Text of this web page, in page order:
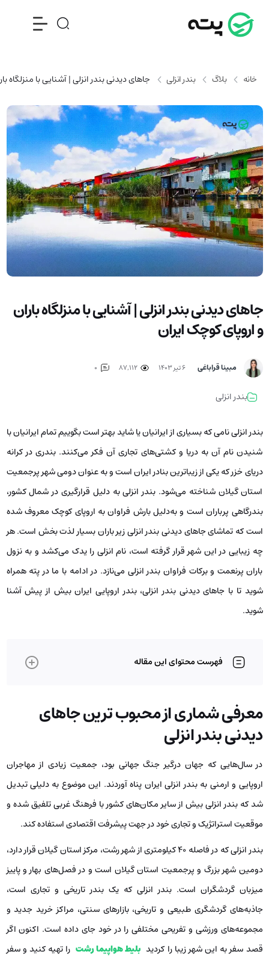
خانه بلاگ بندر انزلی جاهای دیدنی بندر انزلی | آشنایی با منزلگاه
جاهای دیدنی بندر انزلی | آشنایی با منزلگاه باران
و اروپای کوچک ایران
مبینا قراباغی ۶ تیر ۱۴۰۳ 87,112
بندر انزلی
بندر انزلی نامی که بسیاری از ایرانیان یا شاید بهتر است بگوییم تمام ایرانیان با
شنیدن نام آن به دریا و کشتی‌های تجاری آن فکر می‌کنند. بندری در کرانه
دریای خزر که یکی از زیباترین بنادر ایران است و به‌ عنوان دومی شهر پرجمعیت
استان گیلان شناخته می‌شود. بندر انزلی به دلیل قرارگیری در شمال کشور،
بندرگاهی پرباران است و به‌دلیل بارش فراوان به اروپای کوچک معروف شده
است که تماشای جاهای دیدنی بندر انزلی زیر باران بسیار لذت بخش است. هر
چه زیبایی در این شهر قرار گرفته است، نام انزلی را یدک می‌کشد و به نزول
باران پرنعمت و برکات فراوان بندر انزلی می‌نازد. در ادامه با ما در پته همراه
شوید تا با جاهای دیدنی بندر انزلی، بندر اروپایی ایران بیش از پیش آشنا
شوید.
فهرست محتوای این مقاله
معرفی شماری از محبوب‌ ترین جاهای
دیدنی بندر انزلی
در سال‌هایی که جهان درگیر جنگ جهانی بود، جمعیت زیادی از مهاجران
اروپایی و ارمنی به بندر انزلی ایران پناه آوردند. این موضوع به دلیلی تبدیل
شد که بندر انزلی بیش از سایر مکان‌های کشور با فرهنگ غربی تلفیق شده و
موقعیت استراتژیک و تجاری خود در جهت پیشرفت اقتصادی استفاده کند.
بندر انزلی که در فاصله 40 کیلومتری از شهر رشت، مرکز استان گیلان قرار دارد،
دومین شهر بزرگ و پرجمعیت استان گیلان است و در فصل‌های بهار و پاییز
میزبان گردشگران است. بندر انزلی که یک بندر تاریخی و تجاری است،
جاذبه‌های گردشگری طبیعی و تاریخی، بازارهای سنتی، مراکز خرید جدید و
مجموعه‌های ورزشی و تفریحی مختلفی را در خود جای داده است. اکنون اگر
قصد سفر به این شهر زیبا را کردید بلیط هواپیما رشت را تهیه کنید و سفر